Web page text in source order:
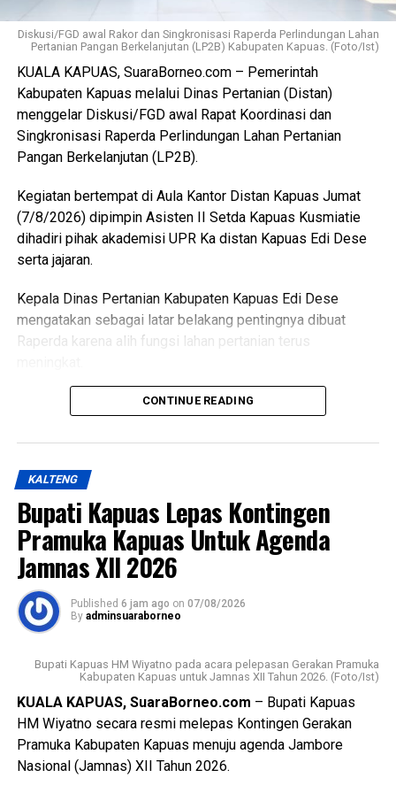
kembali kepada peningkatan fasilitas RPU itu sendiri.
“Pemerintah Kabupaten Kapuas berharap proses
pemotongan unggas dapat berlangsung lebih tertata
memenuhi standar kesehatan masyarakat serta
menghasilkan produk unggas yang lebih bersih serta aman
dikonsumsi,” ujarnya. (Ujg/SB)
Bagikan ke
WhatsApp
Messenger 0 Twitter/X 0
Diskusi/FGD awal Rakor dan Singkronisasi Raperda Perlindungan Lahan
Pertanian Pangan Berkelanjutan (LP2B) Kabupaten Kapuas. (Foto/Ist)
KUALA KAPUAS, SuaraBorneo.com – Pemerintah
Kabupaten Kapuas melalui Dinas Pertanian (Distan)
menggelar Diskusi/FGD awal Rapat Koordinasi dan
Singkronisasi Raperda Perlindungan Lahan Pertanian
Pangan Berkelanjutan (LP2B).
Kegiatan bertempat di Aula Kantor Distan Kapuas Jumat
(7/8/2026) dipimpin Asisten II Setda Kapuas Kusmiatie
dihadiri pihak akademisi UPR Ka distan Kapuas Edi Dese
serta jajaran.
Kepala Dinas Pertanian Kabupaten Kapuas Edi Dese
mengatakan sebagai latar belakang pentingnya dibuat
Raperda karena alih fungsi lahan pertanian terus
“Penyusunan Raperda sebagai dasar perlindungan lahan
hukum UU Nomor 41 Tahun 2009 tentang Perlindungan
LP2B PP Nomor 1 Tahun 2011 kemudian Peraturan
pelaksana lainnya yakni Keputusan Bupati Kapuas Nomor
537/DISTAN Tahun 2022 tentang Penetapan KP2B LP2B
dan LCP2B.
Lebih lanjut ia menjelaskan luasan lahan pertanian pangan
berkelanjutan (LP2B) Kabupaten Kapuas adalah 38.323,62
Kemudian luasan cadangan lahan pertanian berkelanjutan
(LCP2B) Kabupaten Kapuas 22.553,37 Ha.
Meski begitu terjadi permasalahan atas kondisi lahan di
antaranya perbedaan data antar instansi perubahan
CONTINUE READING
KALTENG
Bupati Kapuas Lepas Kontingen
Pramuka Kapuas Untuk Agenda
Jamnas XII 2026
Published 6 jam ago on 07/08/2026
By adminsuaraborneo
Bupati Kapuas HM Wiyatno pada acara pelepasan Gerakan Pramuka
Kabupaten Kapuas untuk Jamnas XII Tahun 2026. (Foto/Ist)
KUALA KAPUAS, SuaraBorneo.com – Bupati Kapuas
HM Wiyatno secara resmi melepas Kontingen Gerakan
Pramuka Kabupaten Kapuas menuju agenda Jambore
Nasional (Jamnas) XII Tahun 2026.